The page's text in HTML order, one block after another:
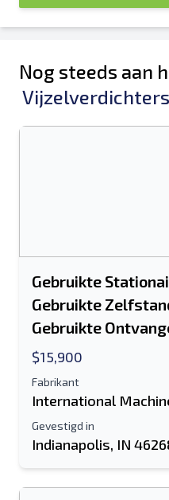
Nog steeds aan
Gebruikte
Gebruikte
Gebruikte
$15,900
Fabrikant
International
Gevestigd in
Indianapolis, IN